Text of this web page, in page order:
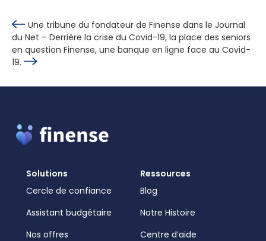
Une tribune du fondateur de Finense dans le Journal
du Net – Derrière la crise du Covid-19, la place des seniors
en question Finense, une banque en ligne face au Covid-
19.
Solutions
Cercle de confiance
Assistant budgétaire
Nos offres
Ressources
Blog
Notre Histoire
Centre d’aide